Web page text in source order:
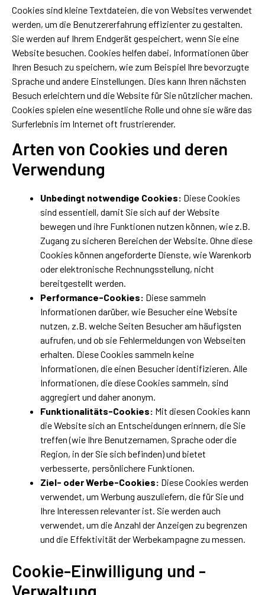
Cookies sind kleine Textdateien, die von Websites verwendet
werden, um die Benutzererfahrung effizienter zu gestalten.
Sie werden auf Ihrem Endgerät gespeichert, wenn Sie eine
Website besuchen. Cookies helfen dabei, Informationen über
Ihren Besuch zu speichern, wie zum Beispiel Ihre bevorzugte
Sprache und andere Einstellungen. Dies kann Ihren nächsten
Besuch erleichtern und die Website für Sie nützlicher machen.
Cookies spielen eine wesentliche Rolle und ohne sie wäre das
Surferlebnis im Internet oft frustrierender.
Arten von Cookies und deren
Verwendung
Unbedingt notwendige Cookies: Diese Cookies
sind essentiell, damit Sie sich auf der Website
bewegen und ihre Funktionen nutzen können, wie z.B.
Zugang zu sicheren Bereichen der Website. Ohne diese
Cookies können angeforderte Dienste, wie Warenkorb
oder elektronische Rechnungsstellung, nicht
bereitgestellt werden.
Performance-Cookies: Diese sammeln
Informationen darüber, wie Besucher eine Website
nutzen, z.B. welche Seiten Besucher am häufigsten
aufrufen, und ob sie Fehlermeldungen von Webseiten
erhalten. Diese Cookies sammeln keine
Informationen, die einen Besucher identifizieren. Alle
Informationen, die diese Cookies sammeln, sind
aggregiert und daher anonym.
Funktionalitäts-Cookies: Mit diesen Cookies kann
die Website sich an Entscheidungen erinnern, die Sie
treffen (wie Ihre Benutzernamen, Sprache oder die
Region, in der Sie sich befinden) und bietet
verbesserte, persönlichere Funktionen.
Ziel- oder Werbe-Cookies: Diese Cookies werden
verwendet, um Werbung auszuliefern, die für Sie und
Ihre Interessen relevanter ist. Sie werden auch
verwendet, um die Anzahl der Anzeigen zu begrenzen
und die Effektivität der Werbekampagne zu messen.
Cookie-Einwilligung und -
Verwaltung